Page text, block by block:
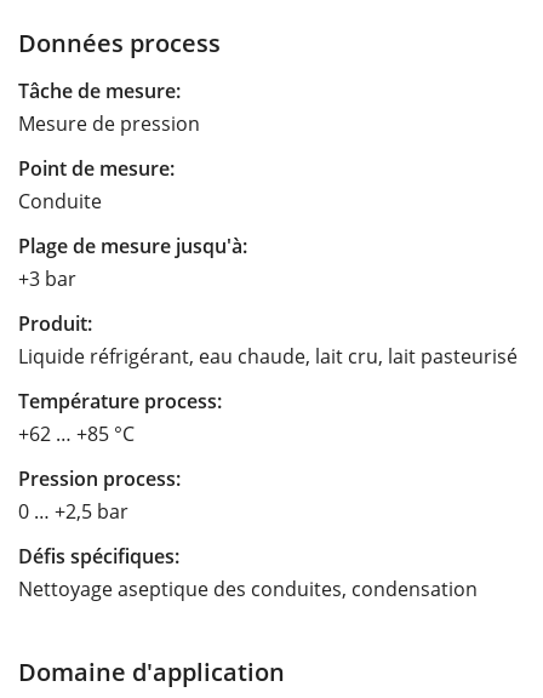
Données process
Tâche de mesure:
Mesure de pression
Point de mesure:
Conduite
Plage de mesure jusqu'à:
+3 bar
Produit:
Liquide réfrigérant, eau chaude, lait cru, lait pasteurisé
Température process:
+62 … +85 °C
Pression process:
0 … +2,5 bar
Défis spécifiques:
Nettoyage aseptique des conduites, condensation
Domaine d'application